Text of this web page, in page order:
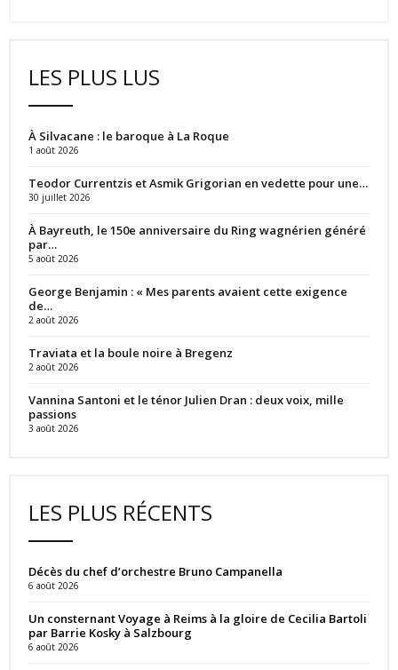
LES PLUS LUS
À Silvacane : le baroque à La Roque
1 août 2026
Teodor Currentzis et Asmik Grigorian en vedette pour une…
30 juillet 2026
À Bayreuth, le 150e anniversaire du Ring wagnérien généré
par…
5 août 2026
George Benjamin : « Mes parents avaient cette exigence
de…
2 août 2026
Traviata et la boule noire à Bregenz
2 août 2026
Vannina Santoni et le ténor Julien Dran : deux voix, mille
passions
3 août 2026
LES PLUS RÉCENTS
Décès du chef d’orchestre Bruno Campanella
6 août 2026
Un consternant Voyage à Reims à la gloire de Cecilia Bartoli
par Barrie Kosky à Salzbourg
6 août 2026